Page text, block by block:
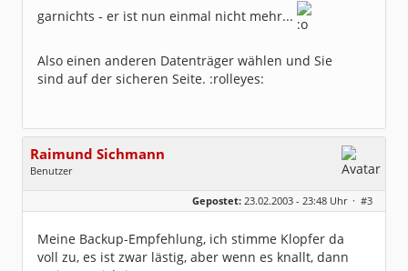
garnichts - er ist nun einmal nicht mehr...
Also einen anderen Datenträger wählen und Sie
sind auf der sicheren Seite. :rolleyes:
Raimund Sichmann
Benutzer
Geschlecht:
keine Angabe
Dabei seit:
08 / 2002
Gepostet: 23.02.2003 - 23:48 Uhr · #3
Meine Backup-Empfehlung, ich stimme Klopfer da
voll zu, es ist zwar lästig, aber wenn es knallt, dann